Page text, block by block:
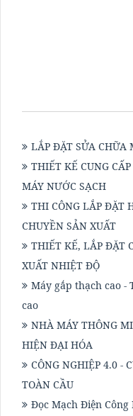
LẮP ĐẶT SỬA CHỮA
THIẾT KẾ CUNG
MÁY NƯỚC SẠCH
THI CÔNG LẮP ĐẶT
CHUYỀN SẢN XUẤT
THIẾT KẾ, LẮP ĐẶT
XUẤT NHIỆT ĐỘ
Máy gắp thạch cao -
cao
NHÀ MÁY THÔNG
HIỆN ĐẠI HÓA
CÔNG NGHIỆP 4.0 -
TOÀN CẦU
Đọc Mạch Điện Công